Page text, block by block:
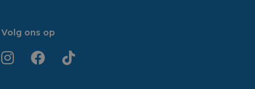
Volg ons op